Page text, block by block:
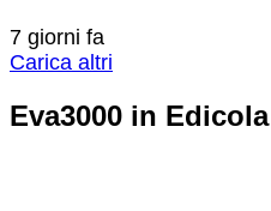
7 giorni fa
Carica altri
Eva3000 in Edicola